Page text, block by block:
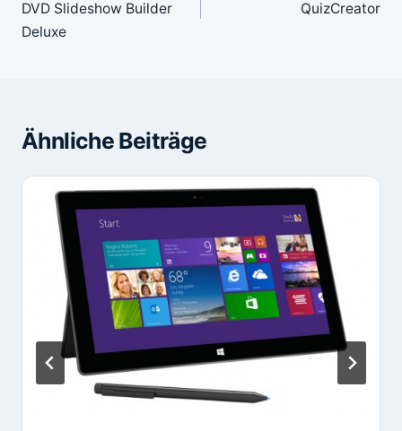
DVD Slideshow Builder
Deluxe
QuizCreator
Ähnliche Beiträge